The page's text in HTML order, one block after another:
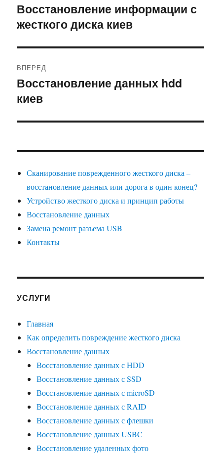
Восстановление информации с
жесткого диска киев
ВПЕРЕД
Восстановление данных hdd
киев
Сканирование поврежденного жесткого диска –
восстановление данных или дорога в один конец?
Устройство жесткого диска и принцип работы
Восстановление данных
Замена ремонт разъема USB
Контакты
УСЛУГИ
Главная
Как определить повреждение жесткого диска
Восстановление данных
Восстановление данных с HDD
Восстановление данных с SSD
Восстановление данных с microSD
Восстановление данных с RAID
Восстановление данных с флешки
Восстановление данных USBC
Восстановление удаленных фото